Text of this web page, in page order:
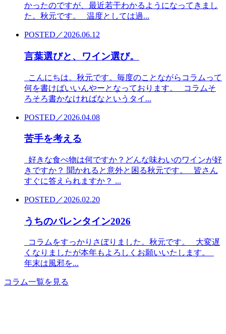
かったのですが、最近若干わかるようになってきまし
た。秋元です。 温度としては過...
POSTED／2026.06.12
言葉選びと、ワイン選び。
こんにちは。秋元です。毎度のことながらコラムって
何を書けばいいんやーとなっております。 コラムそ
ろそろ書かなければなというタイ...
POSTED／2026.04.08
苦手を考える
好きな食べ物は何ですか？どんな味わいのワインが好
きですか？ 聞かれると意外と困る秋元です。 皆さん
すぐに答えられますか？ ...
POSTED／2026.02.20
うちのバレンタイン2026
コラムをすっかりさぼりました。秋元です。 大変遅
くなりましたが本年もよろしくお願いいたします。
年末は風邪を...
コラム一覧を見る